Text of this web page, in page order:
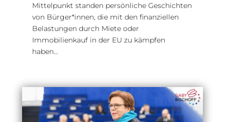
Mittelpunkt standen persönliche Geschichten
von Bürger*innen, die mit den finanziellen
Belastungen durch Miete oder
Immobilienkauf in der EU zu kämpfen
haben…